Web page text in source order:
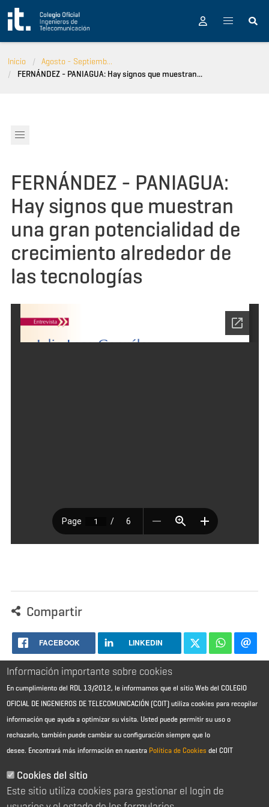
Pasar al contenido principal
Inicio
Agosto - Septiemb...
FERNÁNDEZ - PANIAGUA: Hay signos que muestran...
FERNÁNDEZ - PANIAGUA:
Hay signos que muestran
una gran potencialidad de
crecimiento alrededor de
las tecnologías
Compartir
FACEBOOK LINKEDIN
Aviso Legal - Información general
Política de cookies
Política de reembolso
Sitemap
Información importante sobre cookies
En cumplimiento del RDL 13/2012, le informamos que el sitio Web del COLEGIO
OFICIAL DE INGENIEROS DE TELECOMUNICACIÓN (COIT) utiliza cookies para recopilar
información que ayuda a optimizar su visita. Usted puede permitir su uso o
rechazarlo, también puede cambiar su configuración siempre que lo
desee. Encontrará más información en nuestra Política de Cookies del COIT
Cookies del sitio
Este sitio utiliza cookies para gestionar el login de